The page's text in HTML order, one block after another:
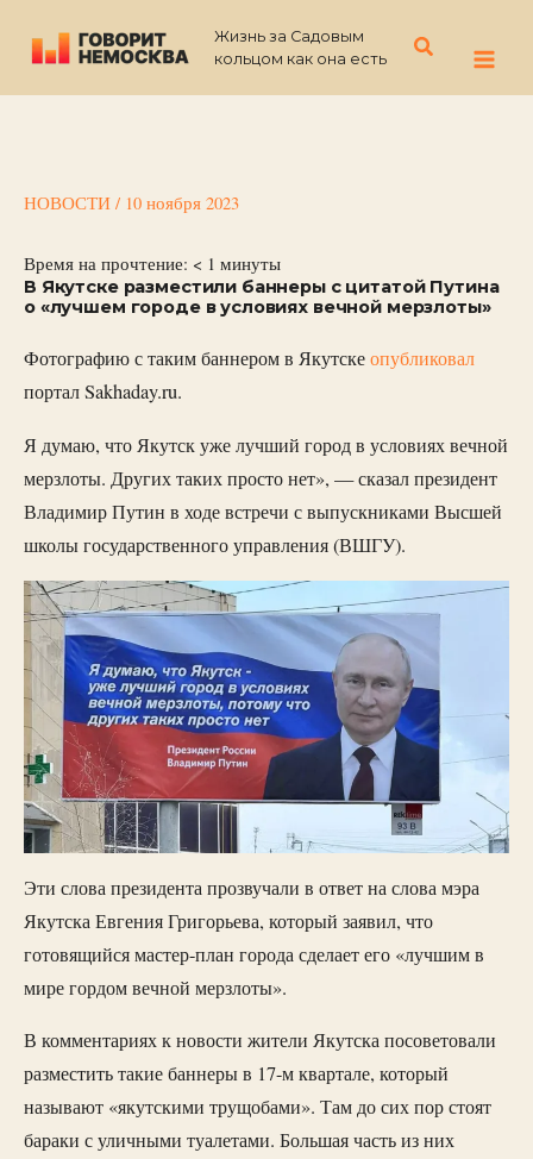
содержимому
Жизнь за Садовым
кольцом как она есть
Поиск
НОВОСТИ / 10 ноября 2023
Время на прочтение: < 1 минуты
В Якутске разместили баннеры с цитатой Путина
о «лучшем городе в условиях вечной мерзлоты»
Фотографию с таким баннером в Якутскеопубликовал
портал Sakhaday.ru.
Я думаю, что Якутск уже лучший город в условиях вечной
мерзлоты. Других таких просто нет», — сказал президент
Владимир Путин в ходе встречи с выпускниками Высшей
школы государственного управления (ВШГУ).
Эти слова президента прозвучали в ответ на слова мэра
Якутска Евгения Григорьева, который заявил, что
готовящийся мастер-план города сделает его «лучшим в
мире гордом вечной мерзлоты».
В комментариях к новости жители Якутска посоветовали
разместить такие баннеры в 17-м квартале, который
называют «якутскими трущобами». Там до сих пор стоят
бараки с уличными туалетами. Большая часть из них